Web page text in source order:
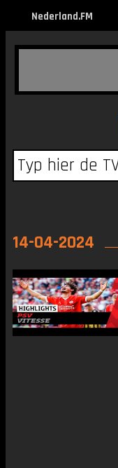
Nederland.FM
14-04-2024